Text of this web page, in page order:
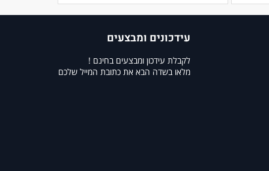
עידכונים ומבצעים
לקבלת עידכון ומבצעים בחינם !
מלאו בשדה הבא את כתובת המייל שלכם